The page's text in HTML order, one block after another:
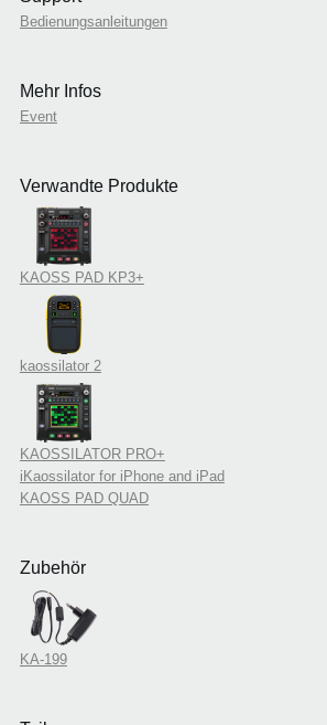
Bedienungsanleitungen
Mehr Infos
Event
Verwandte Produkte
KAOSS PAD KP3+
kaossilator 2
KAOSSILATOR PRO+
iKaossilator for iPhone and iPad
KAOSS PAD QUAD
Zubehör
KA-199